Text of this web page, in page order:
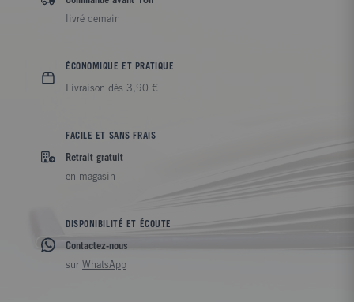
livré demain
ÉCONOMIQUE ET PRATIQUE
Livraison dès 3,90 €
FACILE ET SANS FRAIS
Retrait gratuit
en magasin
DISPONIBILITÉ ET ÉCOUTE
Contactez-nous
sur WhatsApp